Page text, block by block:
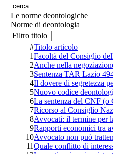
Le norme deontologiche
Norme di deontologia
Filtro titolo
#Titolo articolo
1Facoltà del Consiglio
2Anche nella
3Sentenza TAR Lazio
4Il dovere di segretezza
5Nuovo codice
6La sentenza del CNF (o
7Ricorso al Consiglio
8Avvocati: il termine per
9Rapporti economici tra
10Avvocato non può
11Quale conflitto di